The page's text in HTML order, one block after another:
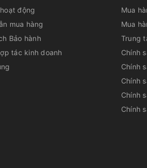
phản được nâng cấp
Enhancer
cường độ tương phản tối đa, còn HDR
hai công nghệ này thì sẽ giúp người
và hấp dẫn.
động
mua hàng
Bảo hành
tác kinh doanh
Mua
Mua
Trung
Chính
Chính
Chính
Chính
Chính